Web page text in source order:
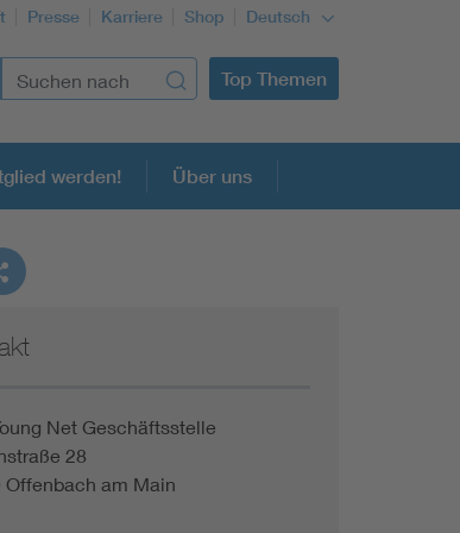
Presse Karriere Shop Deutsch
Top Themen
Services Engineering
and communications technology ICT
+ profession
werden! Über uns
Net Geschäftsstelle
28
Offenbach am Main